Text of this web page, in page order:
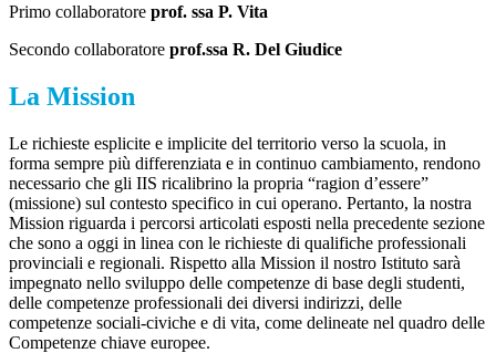
Primo collaboratore prof. ssa P. Vita
Secondo collaboratore prof.ssa R. Del Giudice
La Mission
Le richieste esplicite e implicite del territorio verso la scuola, in
forma sempre più differenziata e in continuo cambiamento, rendono
necessario che gli IIS ricalibrino la propria “ragion d’essere”
(missione) sul contesto specifico in cui operano. Pertanto, la nostra
Mission riguarda i percorsi articolati esposti nella precedente sezione
che sono a oggi in linea con le richieste di qualifiche professionali
provinciali e regionali. Rispetto alla Mission il nostro Istituto sarà
impegnato nello sviluppo delle competenze di base degli studenti,
delle competenze professionali dei diversi indirizzi, delle
competenze sociali-civiche e di vita, come delineate nel quadro delle
Competenze chiave europee.